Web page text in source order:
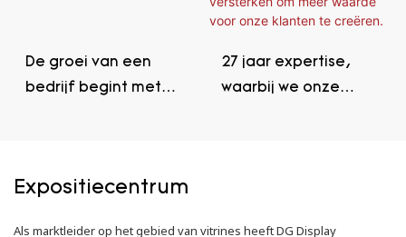
De groei van een
bedrijf begint met
27 jaar expertise,
waarbij we onze
Expositiecentrum
Als marktleider op het gebied van vitrines heeft DG Display